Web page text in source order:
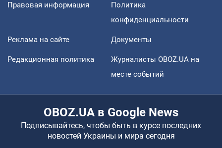
Правовая информация
Политика
конфиденциальности
Реклама на сайте Документы
Редакционная политика
Журналисты OBOZ.UA на
месте событий
OBOZ.UA в Google News
Подписывайтесь, чтобы быть в курсе последних
новостей Украины и мира сегодня